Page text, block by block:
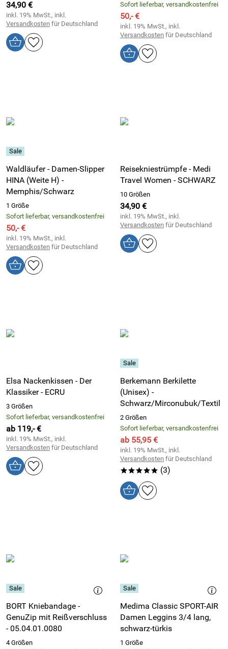
34,90 €
inkl. 19% MwSt., inkl.
Versandkosten für Deutschland
Sofort lieferbar, versandkostenfrei
50,- €
inkl. 19% MwSt., inkl.
Versandkosten für Deutschland
Waldläufer - Damen-Slipper
HINA (Weite H) -
Memphis/Schwarz
1 Größe
Sofort lieferbar, versandkostenfrei
50,- €
inkl. 19% MwSt., inkl.
Versandkosten für Deutschland
Reisekniestrümpfe - Medi
Travel Women - SCHWARZ
10 Größen
34,90 €
inkl. 19% MwSt., inkl.
Versandkosten für Deutschland
Elsa Nackenkissen - Der
Klassiker - ECRU
3 Größen
Sofort lieferbar, versandkostenfrei
ab 119,- €
inkl. 19% MwSt., inkl.
Versandkosten für Deutschland
Berkemann Berkilette
(Unisex) -
Schwarz/Mirconubuk/Textil
2 Größen
Sofort lieferbar, versandkostenfrei
ab 55,95 €
inkl. 19% MwSt., inkl.
Versandkosten für Deutschland
***** (3)
BORT Kniebandage -
GenuZip mit Reißverschluss
- 05.04.01.0080
4 Größen
Medima Classic SPORT-AIR
Damen Leggins 3/4 lang,
schwarz-türkis
1 Größe